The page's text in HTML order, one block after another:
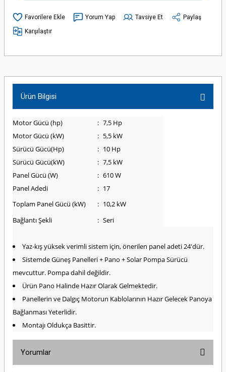
Yorum Yap Tavsiye Et
Paylaş
Karşılaştır
Ürün Bilgisi
Motor Gücü (hp) : 7,5 Hp
Motor Gücü (kW)
: 5,5 kW
Sürücü Gücü(Hp)
: 10 Hp
Sürücü Gücü(kW)
: 7,5 kW
Panel Gücü (W)
: 610 W
Panel Adedi
: 17
Toplam Panel Gücü (kW)
: 10,2 kW
Bağlantı Şekli
: Seri
Yaz-kış yüksek verimli sistem için, önerilen panel adeti 24'dür.
Sistemde Güneş Panelleri + Pano + Solar Pompa Sürücü
mevcuttur. Pompa dahil değildir.
Ürün Pano Halinde Hazır Olarak Gelmektedir.
Panellerin ve Dalgıç Motorun Kablolarının Hazır Gelecek Panoya
Bağlanması Yeterlidir.
Montajı Oldukça Basittir.
Yorumlar